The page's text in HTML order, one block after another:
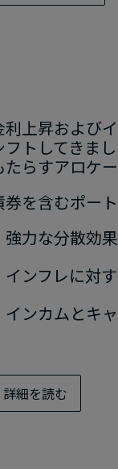
利上昇および​
フトしてきま
たらすアロケ
券を​含むポー
強力な​分散効果
インフレに​対
インカムと​キ
詳細を​読む